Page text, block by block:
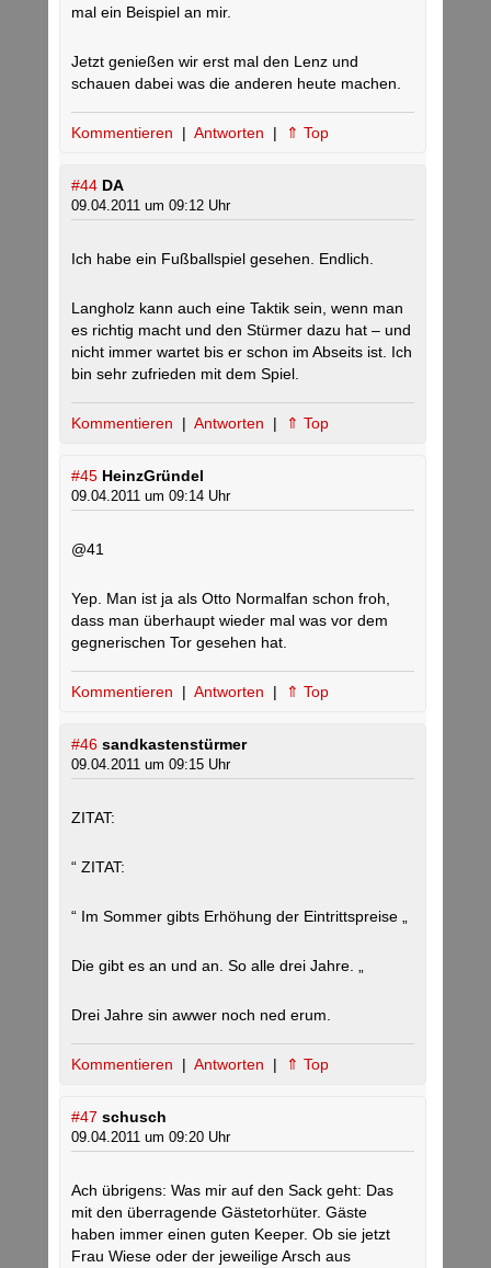
mal ein Beispiel an mir.
Jetzt genießen wir erst mal den Lenz und
schauen dabei was die anderen heute machen.
Kommentieren | Antworten | ⇑ Top
#44 DA
09.04.2011 um 09:12 Uhr
Ich habe ein Fußballspiel gesehen. Endlich.
Langholz kann auch eine Taktik sein, wenn man
es richtig macht und den Stürmer dazu hat – und
nicht immer wartet bis er schon im Abseits ist. Ich
bin sehr zufrieden mit dem Spiel.
Kommentieren | Antworten | ⇑ Top
#45 HeinzGründel
09.04.2011 um 09:14 Uhr
@41
Yep. Man ist ja als Otto Normalfan schon froh,
dass man überhaupt wieder mal was vor dem
gegnerischen Tor gesehen hat.
Kommentieren | Antworten | ⇑ Top
#46 sandkastenstürmer
09.04.2011 um 09:15 Uhr
ZITAT:
“ ZITAT:
“ Im Sommer gibts Erhöhung der Eintrittspreise „
Die gibt es an und an. So alle drei Jahre. „
Drei Jahre sin awwer noch ned erum.
Kommentieren | Antworten | ⇑ Top
#47 schusch
09.04.2011 um 09:20 Uhr
Ach übrigens: Was mir auf den Sack geht: Das
mit den überragende Gästetorhüter. Gäste
haben immer einen guten Keeper. Ob sie jetzt
Frau Wiese oder der jeweilige Arsch aus